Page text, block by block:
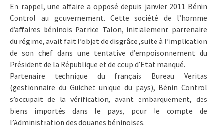
En rappel, une affaire a opposé depuis janvier 2011 Bénin
Control au gouvernement. Cette société de l’homme
d’affaires béninois Patrice Talon, initialement partenaire
du régime, avait fait l’objet de disgrâce ,suite à l’implication
de son chef dans une tentative d’empoisonnement du
Président de la République et de coup d’Etat manqué.
Partenaire technique du français Bureau Veritas
(gestionnaire du Guichet unique du pays), Bénin Control
s’occupait de la vérification, avant embarquement, des
biens importés dans le pays, pour le compte de
l’Administration des douanes béninoises.